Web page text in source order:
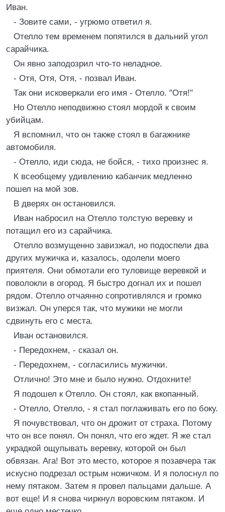
Иван.
- Зовите сами, - угрюмо ответил я.
Отелло тем временем попятился в дальний угол
сарайчика.
Он явно заподозрил что-то неладное.
- Отя, Отя, Отя, - позвал Иван.
Так они исковеркали его имя - Отелло. "Отя!"
Но Отелло неподвижно стоял мордой к своим
убийцам.
Я вспомнил, что он также стоял в багажнике
автомобиля.
- Отелло, иди сюда, не бойся, - тихо произнес я.
К всеобщему удивлению кабанчик медленно
пошел на мой зов.
В дверях он остановился.
Иван набросил на Отелло толстую веревку и
потащил его из сарайчика.
Отелло возмущенно завизжал, но подоспели два
других мужичка и, казалось, одолели моего
приятеля. Они обмотали его туловище веревкой и
поволокли в огород. Я быстро догнал их и пошел
рядом. Отелло отчаянно сопротивлялся и громко
визжал. Он уперся так, что мужики не могли
сдвинуть его с места.
Иван остановился.
- Передохнем, - сказал он.
- Передохнем, - согласились мужички.
Отлично! Это мне и было нужно. Отдохните!
Я подошел к Отелло. Он стоял, как вкопанный.
- Отелло, Отелло, - я стал поглаживать его по боку.
Я почувствовал, что он дрожит от страха. Потому
что он все понял. Он понял, что его ждет. Я же стал
украдкой ощупывать веревку, которой он был
обвязан. Ага! Вот это место, которое я позавчера так
искусно подрезал острым ножичком. И я полоснул по
нему пятаком. Затем я провел пальцами дальше. А
вот еще! И я снова чиркнул воровским пятаком. И